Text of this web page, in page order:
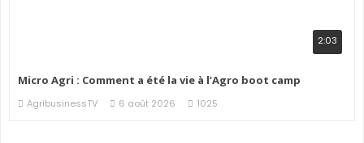
2:03
Micro Agri : Comment a été la vie à l’Agro boot camp
AgribusinessTV 6 août 2026 1025